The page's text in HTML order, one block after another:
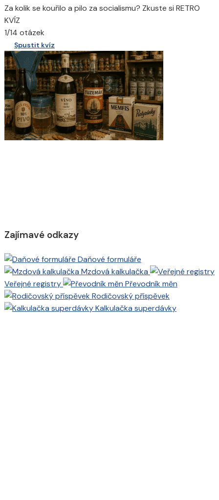
Za kolik se kouřilo a pilo za socialismu? Zkuste si RETRO
KVÍZ
1/14 otázek
Spustit kvíz
Zajímavé odkazy
Daňové formuláře
Mzdová kalkulačka
Veřejné registry
Převodník měn
Rodičovský příspěvek
Kalkulačka superdávky